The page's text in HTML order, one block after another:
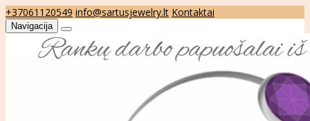
+37061120549 info@sartusjewelry.lt Kontaktai
Navigacija